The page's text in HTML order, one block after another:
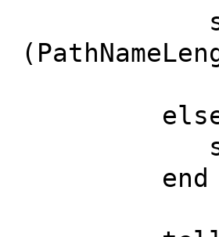
set
of
set
end